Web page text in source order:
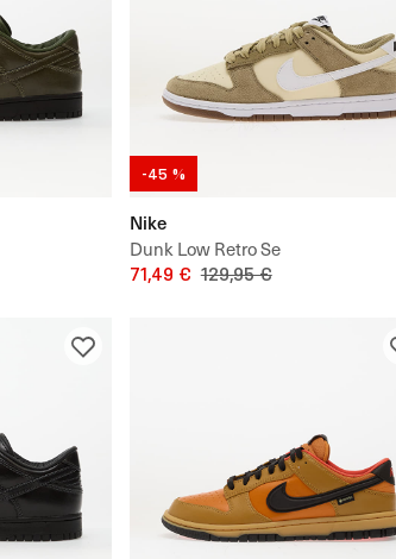
-45 %
Nike
Dunk Low Retro Se
71,49 € 129,95 €